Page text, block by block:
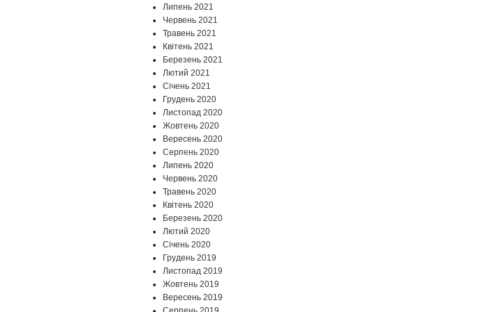
Липень 2021
Червень 2021
Травень 2021
Квітень 2021
Березень 2021
Лютий 2021
Січень 2021
Грудень 2020
Листопад 2020
Жовтень 2020
Вересень 2020
Серпень 2020
Липень 2020
Червень 2020
Травень 2020
Квітень 2020
Березень 2020
Лютий 2020
Січень 2020
Грудень 2019
Листопад 2019
Жовтень 2019
Вересень 2019